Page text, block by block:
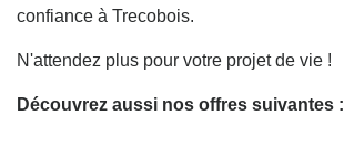
confiance à Trecobois.
N'attendez plus pour votre projet de vie !
Découvrez aussi nos offres suivantes :